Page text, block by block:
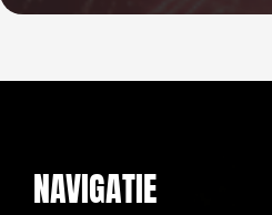
NAVIGATIE